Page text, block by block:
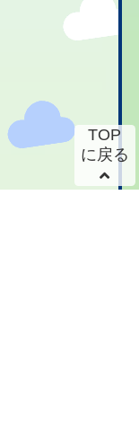
TOP
に戻る